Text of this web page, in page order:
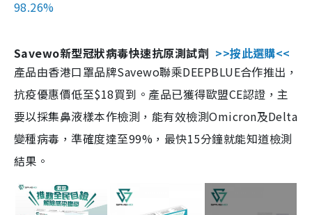
98.26%
Savewo新型冠狀病毒快速抗原測試劑 >>按此選購<<
產品由香港口罩品牌Savewo聯乘DEEPBLUE合作推出，
抗疫優惠價低至$18買到。產品已獲得歐盟CE認證，主
要以採集鼻液樣本作檢測，能有效檢測Omicron及Delta
變種病毒，準確度達至99%，最快15分鐘就能知道檢測
結果。